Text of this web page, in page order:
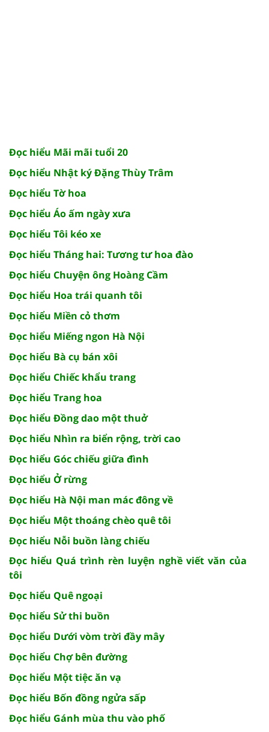
Đọc hiểu Mãi mãi tuổi 20
Đọc hiểu Nhật ký Đặng Thùy Trâm
Đọc hiểu Tờ hoa
Đọc hiểu Áo ấm ngày xưa
Đọc hiểu Tôi kéo xe
Đọc hiểu Tháng hai: Tương tư hoa đào
Đọc hiểu Chuyện ông Hoàng Cầm
Đọc hiểu Hoa trái quanh tôi
Đọc hiểu Miền cỏ thơm
Đọc hiểu Miếng ngon Hà Nội
Đọc hiểu Bà cụ bán xôi
Đọc hiểu Chiếc khẩu trang
Đọc hiểu Trang hoa
Đọc hiểu Đồng dao một thuở
Đọc hiểu Nhìn ra biển rộng, trời cao
Đọc hiểu Góc chiếu giữa đình
Đọc hiểu Ở rừng
Đọc hiểu Hà Nội man mác đông về
Đọc hiểu Một thoáng chèo quê tôi
Đọc hiểu Nỗi buồn làng chiếu
Đọc hiểu Quá trình rèn luyện nghề viết văn của
tôi
Đọc hiểu Quê ngoại
Đọc hiểu Sử thi buồn
Đọc hiểu Dưới vòm trời đầy mây
Đọc hiểu Chợ bên đường
Đọc hiểu Một tiệc ăn vạ
Đọc hiểu Bốn đồng ngửa sấp
Đọc hiểu Gánh mùa thu vào phố